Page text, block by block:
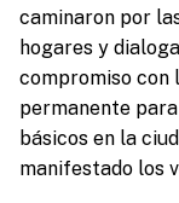
caminaron por
hogares y
compromiso con
permanente
básicos en la
manifestado los